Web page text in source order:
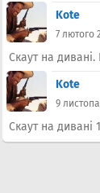
Kote
7 лютого
Скаут на дивані.
Kote
9
Скаут на дивані